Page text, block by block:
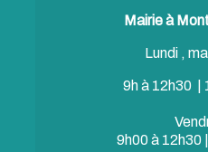
Mairie à
Lundi ,
9h à 12h30 |
9h00 à 12h30